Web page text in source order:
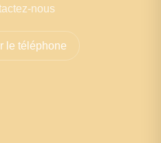
nous
le téléphone